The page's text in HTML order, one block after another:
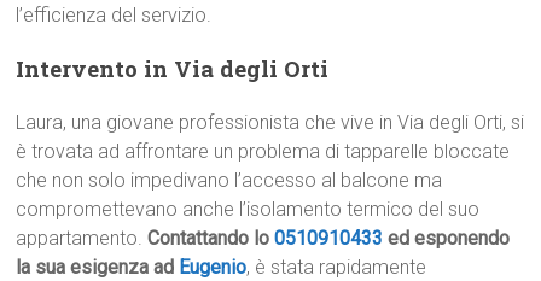
l’efficienza del servizio.
Intervento in Via degli Orti
Laura, una giovane professionista che vive in Via degli Orti, si
è trovata ad affrontare un problema di tapparelle bloccate
che non solo impedivano l’accesso al balcone ma
compromettevano anche l’isolamento termico del suo
appartamento.Contattando lo0510910433 ed esponendo
la sua esigenza ad Eugenio, è stata rapidamente